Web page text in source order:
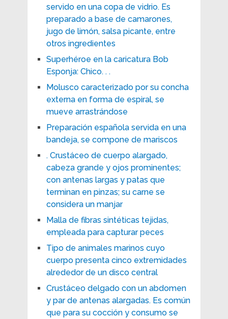
servido en una copa de vidrio. Es
preparado a base de camarones,
jugo de limón, salsa picante, entre
otros ingredientes
Superhéroe en la caricatura Bob
Esponja: Chico. . .
Molusco caracterizado por su concha
externa en forma de espiral, se
mueve arrastrándose
Preparación española servida en una
bandeja, se compone de mariscos
. Crustáceo de cuerpo alargado,
cabeza grande y ojos prominentes;
con antenas largas y patas que
terminan en pinzas; su carne se
considera un manjar
Malla de fibras sintéticas tejidas,
empleada para capturar peces
Tipo de animales marinos cuyo
cuerpo presenta cinco extremidades
alrededor de un disco central
Crustáceo delgado con un abdomen
y par de antenas alargadas. Es común
que para su cocción y consumo se